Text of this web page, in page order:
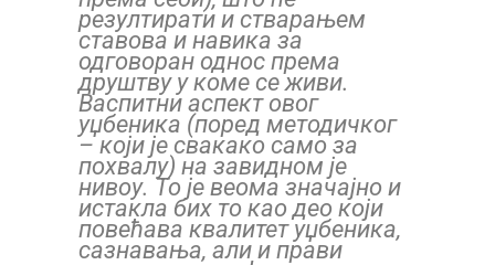
резултирати и стварањем
ставова и навика за
одговоран однос према
друштву у коме се живи.
Васпитни аспект овог
уџбеника (поред методичког
– који је свакако само за
похвалу) на завидном је
нивоу. То је веома значајно и
истакла бих то као део који
повећава квалитет уџбеника,
сазнавања, али и прави